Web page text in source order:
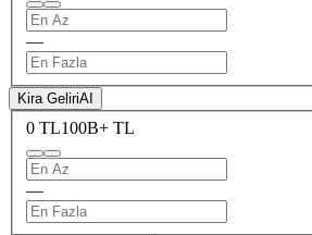
—
Kira GeliriAI
0 TL100B+ TL
—